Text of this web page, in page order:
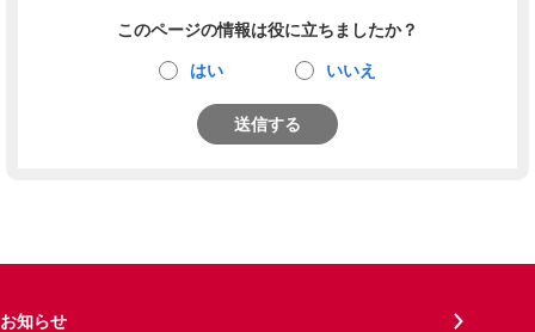
このページの情報は役に立ちましたか？
はい いいえ
送信する
お知らせ